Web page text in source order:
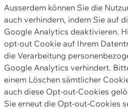
Ausserdem können Sie die
auch verhindern, indem Sie auf
Google Analytics deaktivieren.
opt-out Cookie auf Ihrem
die Verarbeitung
Google Analytics verhindert.
einem Löschen sämtlicher
auch diese Opt-out-Cookies
Sie erneut die Opt-out-Cookies